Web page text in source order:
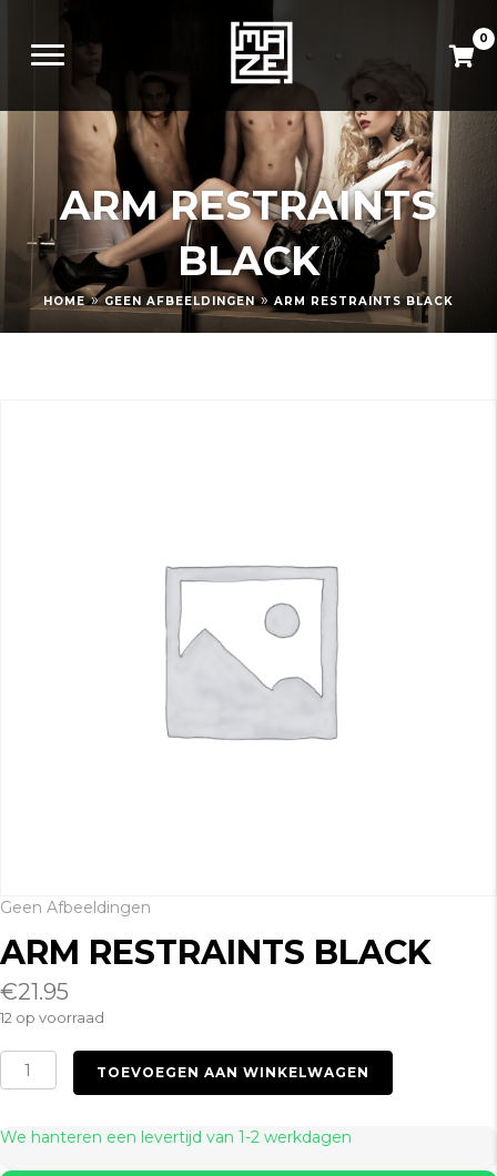
0
ARM RESTRAINTS
BLACK
HOME » GEEN AFBEELDINGEN » ARM RESTRAINTS BLACK
Geen Afbeeldingen
ARM RESTRAINTS BLACK
€21.95
12 op voorraad
Arm
Restraints
aantal
TOEVOEGEN AAN WINKELWAGEN
We hanteren een levertijd van 1-2 werkdagen